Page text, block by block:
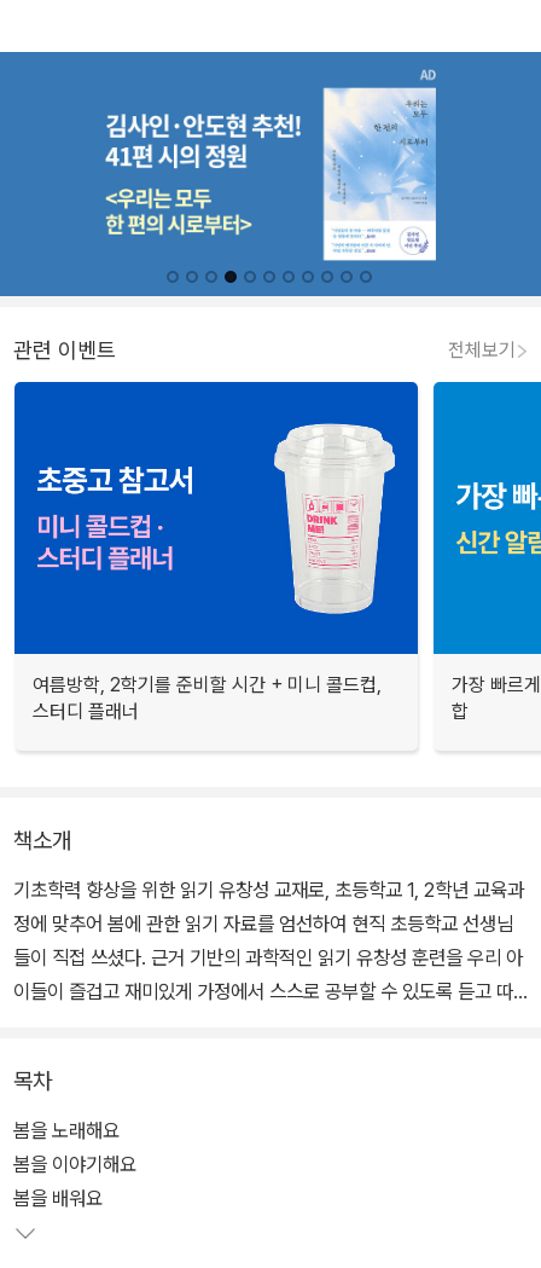
관련 이벤트 전체보기
여름방학, 2학기를 준비할 시간 + 미니 콜드컵,
스터디 플래너
가장 빠르
합
책소개
기초학력 향상을 위한 읽기 유창성 교재로, 초등학교 1, 2학년 교육과
정에 맞추어 봄에 관한 읽기 자료를 엄선하여 현직 초등학교 선생님
들이 직접 쓰셨다. 근거 기반의 과학적인 읽기 유창성 훈련을 우리 아
이들이 즐겁고 재미있게 가정에서 스스로 공부할 수 있도록 듣고 따
목차
봄을 노래해요
봄을 이야기해요
봄을 배워요